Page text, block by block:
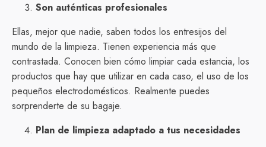
Son auténticas profesionales
Ellas, mejor que nadie, saben todos los entresijos del
mundo de la limpieza. Tienen experiencia más que
contrastada. Conocen bien cómo limpiar cada estancia, los
productos que hay que utilizar en cada caso, el uso de los
pequeños electrodomésticos. Realmente puedes
sorprenderte de su bagaje.
Plan de limpieza adaptado a tus necesidades